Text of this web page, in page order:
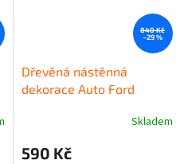
840 Kč
–29 %
Dřevěná nástěnná
dekorace Auto Ford
Skladem
590 Kč